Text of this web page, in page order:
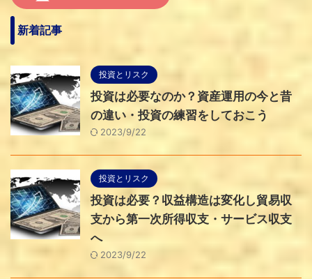
新着記事
投資とリスク
投資は必要なのか？資産運用の今と昔
の違い・投資の練習をしておこう
2023/9/22
投資とリスク
投資は必要？収益構造は変化し貿易収
支から第一次所得収支・サービス収支
へ
2023/9/22